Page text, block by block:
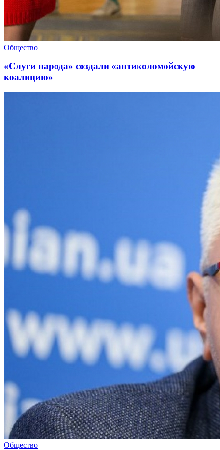
Общество
«Слуги народа» создали «антиколомойскую
коалицию»
Общество